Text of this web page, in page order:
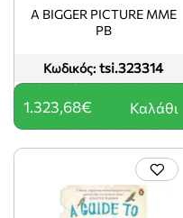
Κωδικός: tsi.323314
A BIGGER PICTURE MME
PB
1.323,68€ Καλάθι